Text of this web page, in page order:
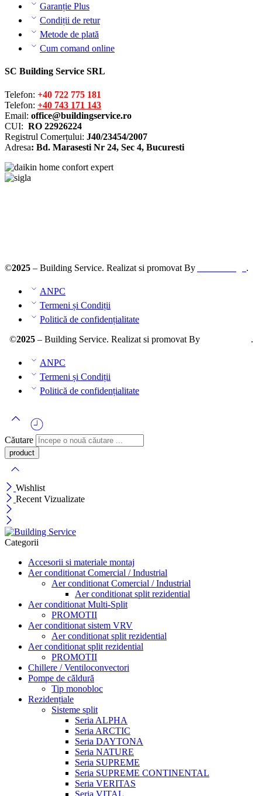
Garanție Plus
Condiții de retur
Metode de plată
Cum comand online
SC Building Service SRL
Telefon: +40 722 775 181
Telefon: +40 743 171 143
Email: office@buildingservice.ro
CUI: RO 22926224
Registrul Comerțului: J40/23454/2007
Adresa: Bd. Marasesti Nr 24, Sec 4, Bucuresti
©2025 – Building Service. Realizat si promovat By .
ANPC
Termeni și Condiții
Politică de confidențialitate
©2025– Building Service. Realizat si promovat By .
ANPC
Termeni și Condiții
Politică de confidențialitate
Căutare
Wishlist
Recent Vizualizate
Categorii
Accesorii si materiale montaj
Aer conditionat Comercial / Industrial
Aer conditionat Comercial / Industrial
Aer conditionat split rezidential
Aer conditionat Multi-Split
PROMOTII
Aer conditionat sistem VRV
Aer conditionat split rezidential
Aer conditionat split rezidential
PROMOTII
Chillere / Ventiloconvectori
Pompe de căldură
Tip monobloc
Rezidențiale
Sisteme split
Seria ALPHA
Seria ARCTIC
Seria DAYTONA
Seria NATURE
Seria SUPREME
Seria SUPREME CONTINENTAL
Seria VERITAS
Seria VITAL